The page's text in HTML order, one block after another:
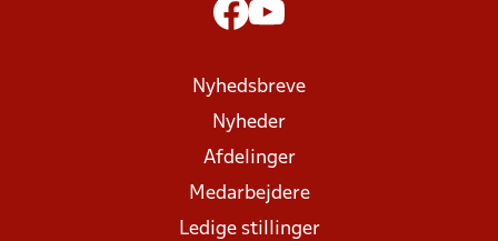
Nyhedsbreve
Nyheder
Afdelinger
Medarbejdere
Ledige stillinger